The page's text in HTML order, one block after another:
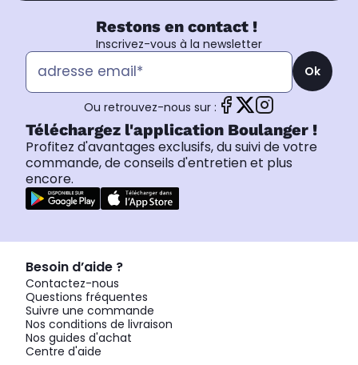
Restons en contact !
Inscrivez-vous à la newsletter
Ok
Ou retrouvez-nous sur :
Téléchargez l'application Boulanger !
Profitez d'avantages exclusifs, du suivi de votre
commande, de conseils d'entretien et plus
encore.
Besoin d’aide ?
Contactez-nous
Questions fréquentes
Suivre une commande
Nos conditions de livraison
Nos guides d'achat
Centre d'aide